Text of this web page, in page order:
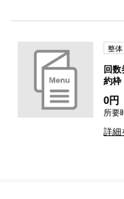
整体
回
約枠
0円
所要
詳細